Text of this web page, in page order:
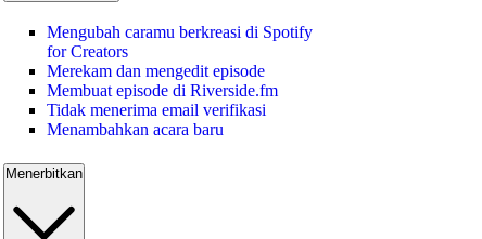
Mengubah caramu berkreasi di Spotify
for Creators
Merekam dan mengedit episode
Membuat episode di Riverside.fm
Tidak menerima email verifikasi
Menambahkan acara baru
Menerbitkan